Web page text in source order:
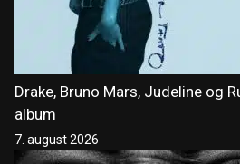
Drake, Bruno Mars, Judeline og
album
7. august 2026